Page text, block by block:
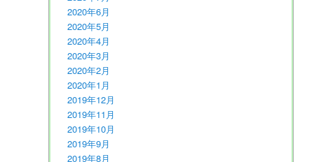
2020年6月
2020年5月
2020年4月
2020年3月
2020年2月
2020年1月
2019年12月
2019年11月
2019年10月
2019年9月
2019年8月